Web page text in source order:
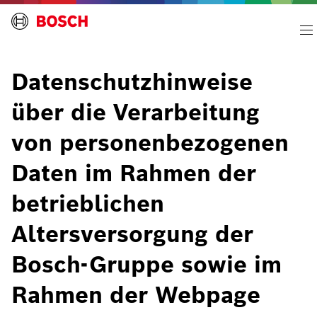
Datenschutzhinweise
über die Verarbeitung
von personenbezogenen
Daten im Rahmen der
betrieblichen
Altersversorgung der
Bosch-Gruppe sowie im
Rahmen der Webpage